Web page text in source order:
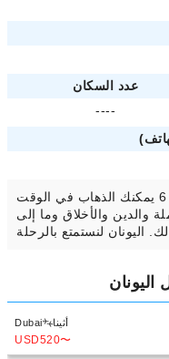
عدد السكان
----
اليونان ما يقرب من الطائرة حتى 6 يمكنك الذهاب في الوقت
والدين والأخلاق وما إلى
Dubai أثينا
USD520〜